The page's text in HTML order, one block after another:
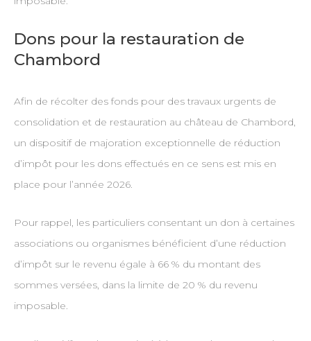
Dons pour la restauration de
Chambord
Afin de récolter des fonds pour des travaux urgents de
consolidation et de restauration au château de Chambord,
un dispositif de majoration exceptionnelle de réduction
d’impôt pour les dons effectués en ce sens est mis en
place pour l’année 2026.
Pour rappel, les particuliers consentant un don à certaines
associations ou organismes bénéficient d’une réduction
d’impôt sur le revenu égale à 66 % du montant des
sommes versées, dans la limite de 20 % du revenu
imposable.